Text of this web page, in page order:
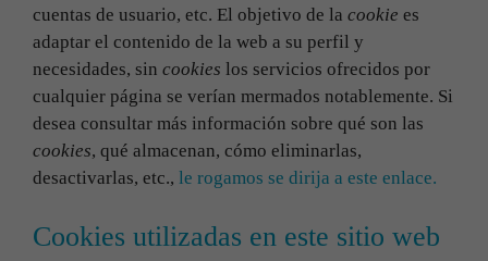
cuentas de usuario, etc. El objetivo de la cookie es
adaptar el contenido de la web a su perfil y
necesidades, sin cookies los servicios ofrecidos por
cualquier página se verían mermados notablemente. Si
desea consultar más información sobre qué son las
cookies, qué almacenan, cómo eliminarlas,
desactivarlas, etc., le rogamos se dirija a este enlace.
Cookies utilizadas en este sitio web